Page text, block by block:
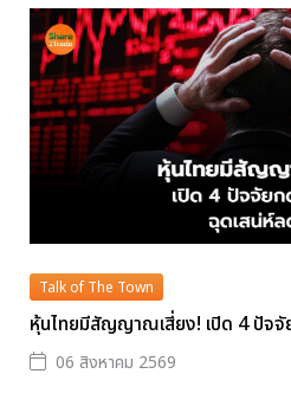
Talk of The Town
หุ้นไทยมีสัญญาณเสี่ยง! เปิด 4 ปัจ
06 สิงหาคม 2569